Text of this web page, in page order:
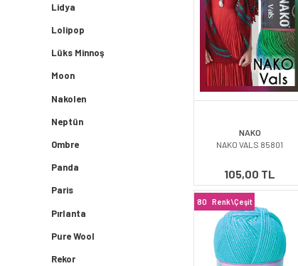
Lidya
Lolipop
Lüks Minnoş
Moon
Nakolen
Neptün
Ombre
Panda
Paris
Pırlanta
Pure Wool
Rekor
NAKO
NAKO VALS 85801
105,00 TL
80 Renk\Çeşit